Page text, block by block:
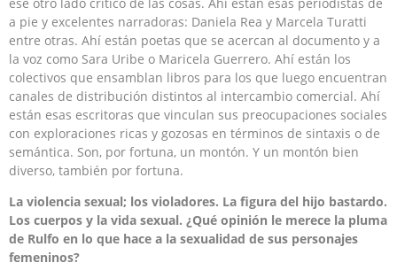
a pie y excelentes narradoras: Daniela Rea y Marcela Turatti
entre otras. Ahí están poetas que se acercan al documento y a
la voz como Sara Uribe o Maricela Guerrero. Ahí están los
colectivos que ensamblan libros para los que luego encuentran
canales de distribución distintos al intercambio comercial. Ahí
están esas escritoras que vinculan sus preocupaciones sociales
con exploraciones ricas y gozosas en términos de sintaxis o de
semántica. Son, por fortuna, un montón. Y un montón bien
diverso, también por fortuna.
La violencia sexual; los violadores. La figura del hijo bastardo.
Los cuerpos y la vida sexual. ¿Qué opinión le merece la pluma
de Rulfo en lo que hace a la sexualidad de sus personajes
femeninos?